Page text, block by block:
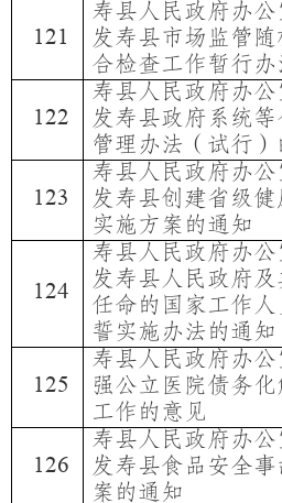
121
寿县人民政府办公
发寿县市场监管
合检查工作暂行办
122
寿县人民政府办公
发寿县政府系统等
管理办法（试行）
123
寿县人民政府办公
发寿县创建省级
实施方案的通知
124
寿县人民政府办公
发寿县人民政府及
任命的国家工作人
誓实施办法的通知
125
寿县人民政府办公
强公立医院债务
工作的意见
126
寿县人民政府办公
发寿县食品安全
案的通知